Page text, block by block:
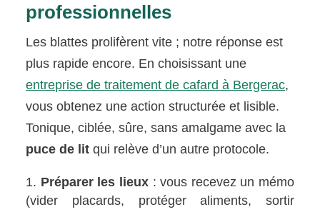
professionnelles
Les blattes prolifèrent vite ; notre réponse est
plus rapide encore. En choisissant une
entreprise de traitement de cafard à Bergerac,
vous obtenez une action structurée et lisible.
Tonique, ciblée, sûre, sans amalgame avec la
puce de lit qui relève d’un autre protocole.
Préparer les lieux: vous recevez un mémo
(vider placards, protéger aliments, sortir